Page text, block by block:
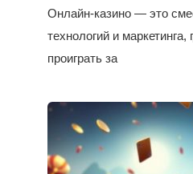
Онлайн-казино — это
технологий и
проиграть за